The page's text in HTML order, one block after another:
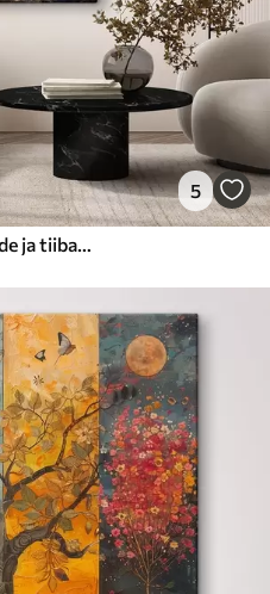
5
Kaks suurt halli, pikkade kaelade ja tiibadega kraanat, mis seisavad puudest ümbritsetud udujärves